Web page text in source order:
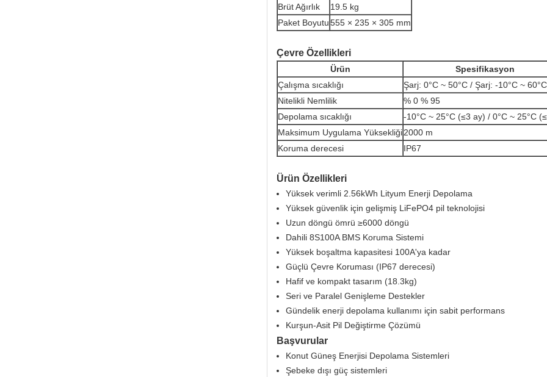
Brüt Ağırlık
19.5 kg
Paket Boyutu555 × 235 × 305 mm
Çevre Özellikleri
Ürün
Spesifikasyon
Çalışma sıcaklığı
Şarj: 0°C ~ 50°C / Şarj: -10°C ~ 60°C
Nitelikli Nemlilik
% 0 % 95
Depolama sıcaklığı
-10°C ~ 25°C (≤3 ay) / 0°C ~ 25°C
Maksimum Uygulama Yüksekliği2000 m
Koruma derecesi
IP67
Ürün Özellikleri
Yüksek verimli 2.56kWh Lityum Enerji Depolama
Yüksek güvenlik için gelişmiş LiFePO4 pil teknolojisi
Uzun döngü ömrü ≥6000 döngü
Dahili 8S100A BMS Koruma Sistemi
Yüksek boşaltma kapasitesi 100A'ya kadar
Güçlü Çevre Koruması (IP67 derecesi)
Hafif ve kompakt tasarım (18.3kg)
Seri ve Paralel Genişleme Destekler
Gündelik enerji depolama kullanımı için sabit performans
Kurşun-Asit Pil Değiştirme Çözümü
Başvurular
Konut Güneş Enerjisi Depolama Sistemleri
Şebeke dışı güç sistemleri